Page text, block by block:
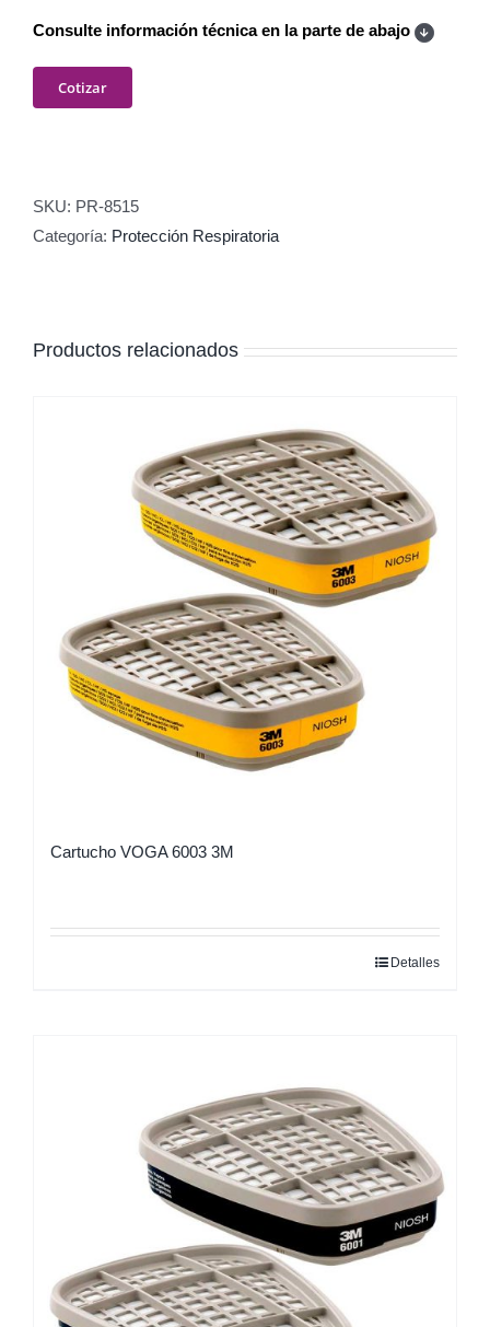
Consulte información técnica en la parte de abajo
Cotizar
SKU: PR-8515
Categoría: Protección Respiratoria
Productos relacionados
Cartucho VOGA 6003 3M
Detalles